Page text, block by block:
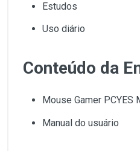
Estudos
Uso diário
Conteúdo da
Mouse Gamer PCYES
Manual do usuário